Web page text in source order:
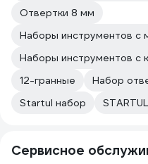
Отвертки 8 мм
Наборы инструментов с
12-гранные
Набор
Startul набор
Сервисное